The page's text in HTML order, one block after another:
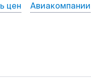
цен Авиакомпании